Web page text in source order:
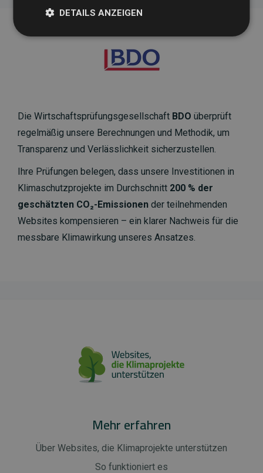
Die Wirtschaftsprüfungsgesellschaft BDO überprüft
regelmäßig unsere Berechnungen und Methodik, um
Transparenz und Verlässlichkeit sicherzustellen.
Ihre Prüfungen belegen, dass unsere Investitionen in
Klimaschutzprojekte im Durchschnitt 200 % der
geschätzten CO₂-Emissionen der teilnehmenden
Websites kompensieren – ein klarer Nachweis für die
messbare Klimawirkung unseres Ansatzes.
Mehr erfahren
Über Websites, die Klimaprojekte unterstützen
So funktioniert es
DETAILS ANZEIGEN